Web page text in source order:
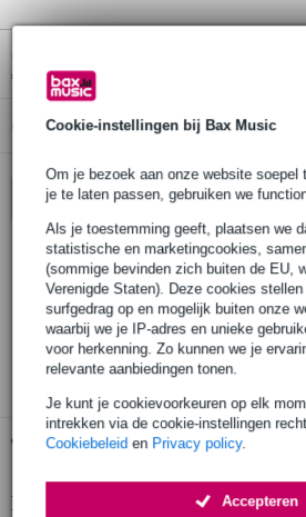
Cookie-instellingen bij Bax Music
Om je bezoek aan onze website soepel
je te laten passen, gebruiken we
Als je toestemming geeft, plaatsen we
statistische en marketingcookies,
(sommige bevinden zich buiten de EU,
Verenigde Staten). Deze cookies
surfgedrag op en mogelijk buiten onze
waarbij we je IP-adres en unieke
voor herkenning. Zo kunnen we je
relevante aanbiedingen tonen.
Je kunt je cookievoorkeuren op elk
intrekken via de cookie-instellingen
Cookiebeleid en Privacy policy.
Accepteren
Adviesprijs
€ 19,90 (incl. 21% btw)
Online voorraadstatus: Op voorraad
In
Bestel voor 23:00 = over circa 3
30 dagen 'niet goed geld terug'
3 jaar Bax Music garantie
Gratis ophalen in de winkel
Productinformatie